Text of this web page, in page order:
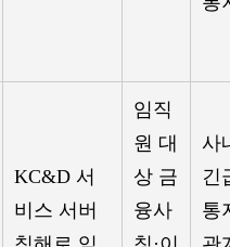
KC&D 서
비스 서버
임직
원 대
상 금
융사
사
긴
통